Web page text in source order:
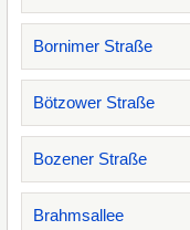
Bornimer Straße
Bötzower Straße
Bozener Straße
Brahmsallee